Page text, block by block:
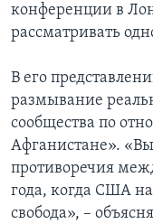
конференции в
рассматривать
В его
размывание
сообщества по
Афганистане».
противоречия
года, когда США
свобода», –